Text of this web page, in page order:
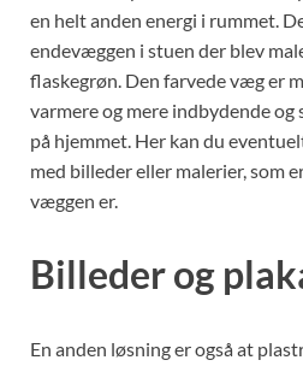
en helt anden energi i rummet.
endevæggen i stuen der blev
flaskegrøn. Den farvede væg er
varmere og mere indbydende
på hjemmet. Her kan du
med billeder eller malerier, som
væggen er.
Billeder og
En anden løsning er også at